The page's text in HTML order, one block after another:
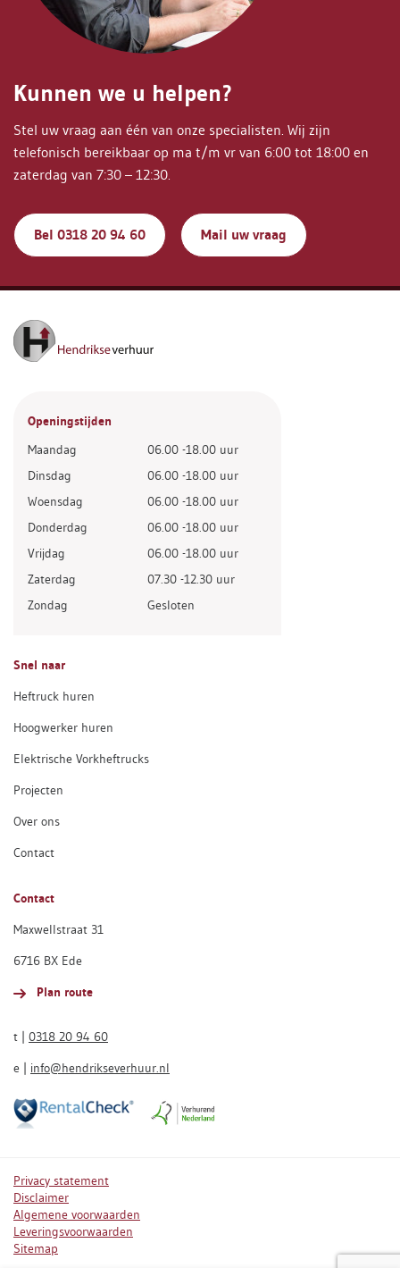
Kunnen we u helpen?
Stel uw vraag aan één van onze specialisten. Wij zijn
telefonisch bereikbaar op ma t/m vr van 6:00 tot 18:00 en
zaterdag van 7:30 – 12:30.
Bel 0318 20 94 60 Mail uw vraag
Openingstijden
Maandag
06.00 -18.00 uur
Dinsdag
06.00 -18.00 uur
Woensdag
06.00 -18.00 uur
Donderdag
06.00 -18.00 uur
Vrijdag
06.00 -18.00 uur
Zaterdag
07.30 -12.30 uur
Zondag
Gesloten
Snel naar
Heftruck huren
Hoogwerker huren
Elektrische Vorkheftrucks
Projecten
Over ons
Contact
Contact
Maxwellstraat 31
6716 BX Ede
Plan route
t | 0318 20 94 60
e | info@hendrikseverhuur.nl
Privacy statement
Disclaimer
Algemene voorwaarden
Leveringsvoorwaarden
Sitemap